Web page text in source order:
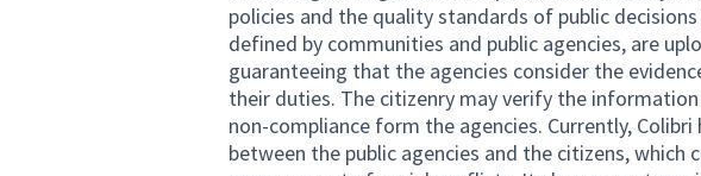
policies and the quality standards of public
defined by communities and public agencies, are
guaranteeing that the agencies consider the
their duties. The citizenry may verify the
non-compliance form the agencies. Currently,
between the public agencies and the citizens,